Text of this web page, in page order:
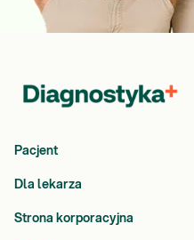
Pacjent
Dla lekarza
Strona korporacyjna